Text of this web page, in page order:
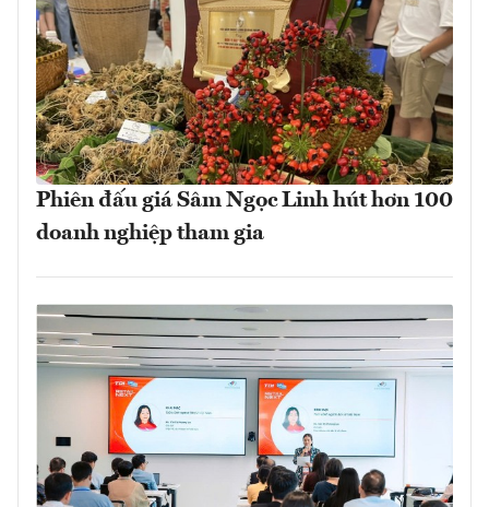
Phiên đấu giá Sâm Ngọc Linh hút hơn 100
doanh nghiệp tham gia